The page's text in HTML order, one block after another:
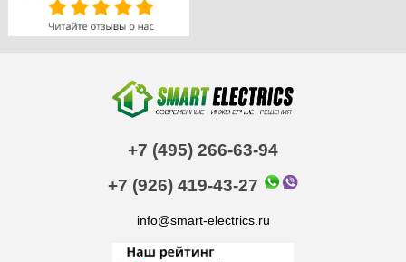
+7 (495) 266-63-94
+7 (926) 419-43-27
info@smart-electrics.ru